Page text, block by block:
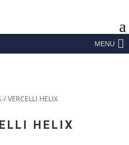
MENU
/ VERCELLI HELIX
HELIX